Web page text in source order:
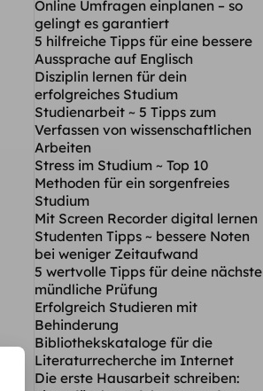
Online Umfragen einplanen – so
gelingt es garantiert
5 hilfreiche Tipps für eine bessere
Aussprache auf Englisch
Disziplin lernen für dein
erfolgreiches Studium
Studienarbeit ~ 5 Tipps zum
Verfassen von wissenschaftlichen
Arbeiten
Stress im Studium ~ Top 10
Methoden für ein sorgenfreies
Studium
Mit Screen Recorder digital lernen
Studenten Tipps ~ bessere Noten
bei weniger Zeitaufwand
5 wertvolle Tipps für deine nächste
mündliche Prüfung
Erfolgreich Studieren mit
Behinderung
Bibliothekskataloge für die
Literaturrecherche im Internet
Die erste Hausarbeit schreiben: